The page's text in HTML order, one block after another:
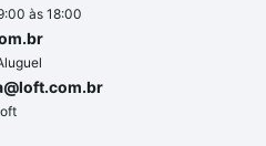
às 18:00